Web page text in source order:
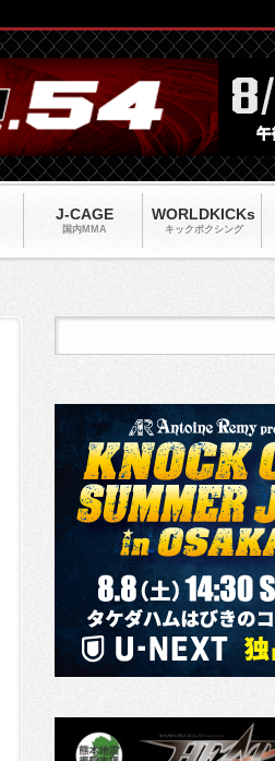
J-CAGE
国内MMA
WORLDKICKs
キックポクシング